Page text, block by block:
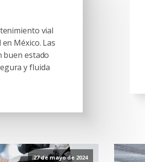
vial
México. Las
buen estado
y fluida
27 de mayo de 2024